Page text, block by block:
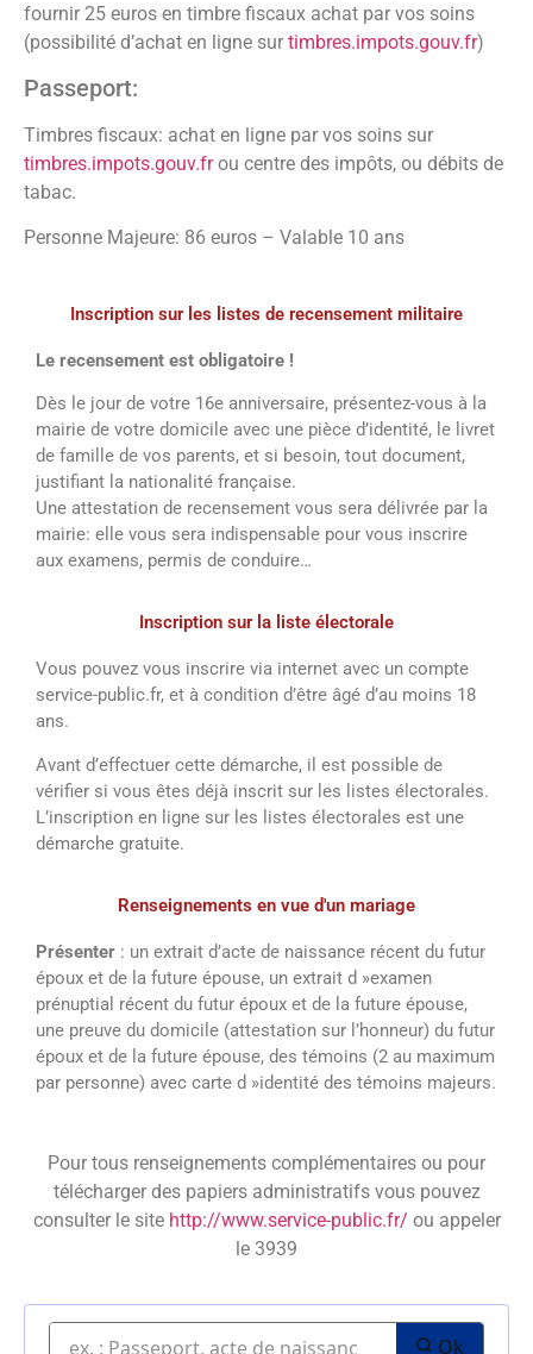
fournir 25 euros en timbre fiscaux achat par vos soins
(possibilité d’achat en ligne sur timbres.impots.gouv.fr)
Passeport:
Timbres fiscaux: achat en ligne par vos soins sur
timbres.impots.gouv.frou centre des impôts, ou débits de
tabac.
Personne Majeure: 86 euros – Valable 10 ans
Inscription sur les listes de recensement militaire
Le recensement est obligatoire !
Dès le jour de votre 16e anniversaire, présentez-vous à la
mairie de votre domicile avec une pièce d’identité, le livret
de famille de vos parents, et si besoin, tout document,
justifiant la nationalité française.
Une attestation de recensement vous sera délivrée par la
mairie: elle vous sera indispensable pour vous inscrire
aux examens, permis de conduire…
Inscription sur la liste électorale
Vous pouvez vous inscrire via internet avec un compte
service-public.fr, et à condition d’être âgé d’au moins 18
ans.
Avant d’effectuer cette démarche, il est possible de
vérifier si vous êtes déjà inscrit sur les listes électorales.
L’inscription en ligne sur les listes électorales est une
démarche gratuite.
Renseignements en vue d'un mariage
Présenter : un extrait d’acte de naissance récent du futur
époux et de la future épouse, un extrait d »examen
prénuptial récent du futur époux et de la future épouse,
une preuve du domicile (attestation sur l’honneur) du futur
époux et de la future épouse, des témoins (2 au maximum
par personne) avec carte d »identité des témoins majeurs.
Pour tous renseignements complémentaires ou pour
télécharger des papiers administratifs vous pouvez
consulter le site http://www.service-public.fr/ ou appeler
le 3939
Ok